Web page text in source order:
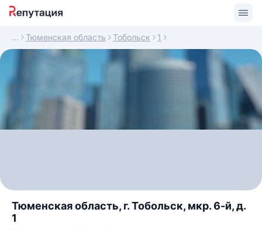
Тюменская область Тобольск 1
Тюменская область, г. Тобольск, мкр. 6-й, д.
1